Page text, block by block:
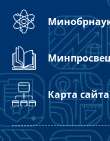
Карта сайта